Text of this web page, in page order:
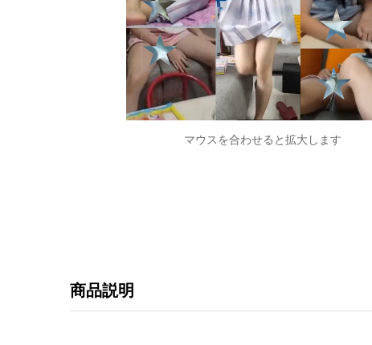
マウスを合わせると拡大します
商品説明